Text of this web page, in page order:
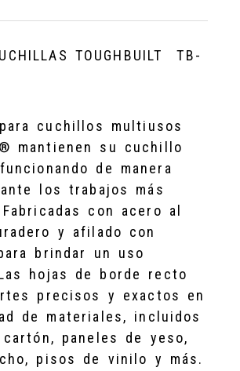
TOUGHBUILTTB-
cuchillos multiusos
mantienen su cuchillo
de manera
los trabajos más
con acero al
y afilado con
brindar un uso
hojas de borde recto
precisos y exactos en
de materiales, incluidos
paneles de yeso,
pisos de vinilo y más.